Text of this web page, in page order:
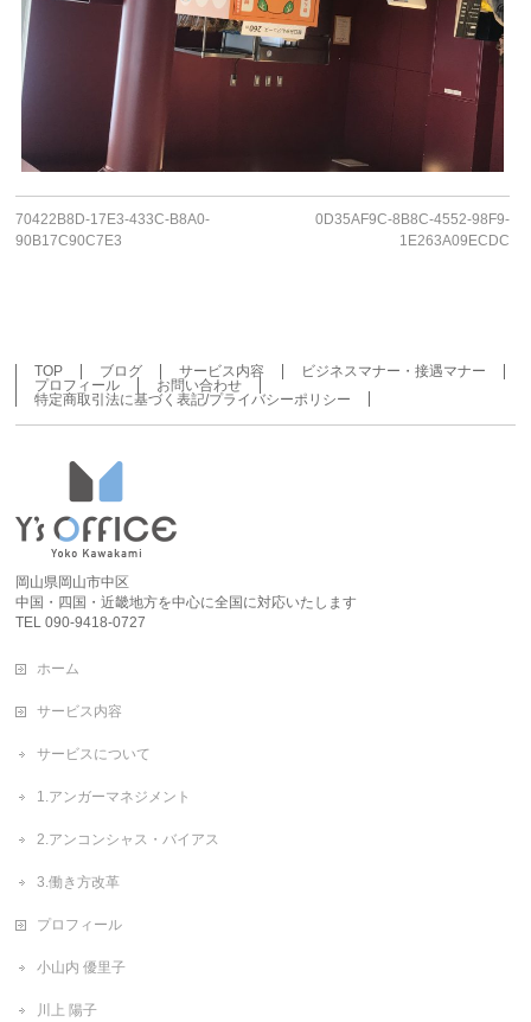
70422B8D-17E3-433C-B8A0-
90B17C90C7E3
0D35AF9C-8B8C-4552-98F9-
1E263A09ECDC
TOP ブログ サービス内容
ビジネスマナー・接遇マナー
プロフィール
お問い合わせ
特定商取引法に基づく表記/プライバシーポリシー
岡山県岡山市中区
中国・四国・近畿地方を中心に全国に対応いたします
TEL 090-9418-0727
ホーム
サービス内容
サービスについて
1.アンガーマネジメント
2.アンコンシャス・バイアス
3.働き方改革
プロフィール
小山内 優里子
川上 陽子